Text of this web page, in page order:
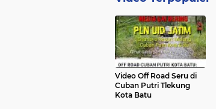
Video Off Road Seru di
Cuban Putri Tlekung
Kota Batu